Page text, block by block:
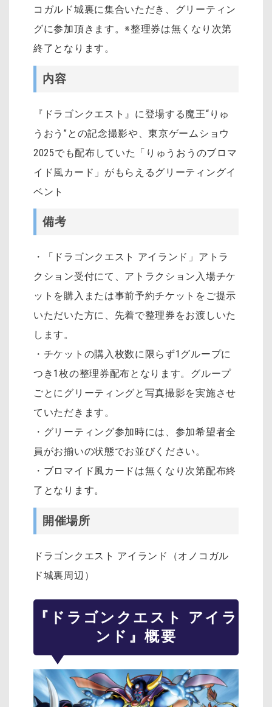
コガルド城裏に集合いただき、グリーティン
グに参加頂きます。※整理券は無くなり次第
終了となります。
内容
『ドラゴンクエスト』に登場する魔王“りゅ
うおう”との記念撮影や、東京ゲームショウ
2025でも配布していた「りゅうおうのブロマ
イド風カード」がもらえるグリーティングイ
ベント
備考
・「ドラゴンクエスト アイランド」アトラ
クション受付にて、アトラクション入場チケ
ットを購入または事前予約チケットをご提示
いただいた方に、先着で整理券をお渡しいた
します。
・チケットの購入枚数に限らず1グループに
つき1枚の整理券配布となります。グループ
ごとにグリーティングと写真撮影を実施させ
ていただきます。
・グリーティング参加時には、参加希望者全
員がお揃いの状態でお並びください。
・ブロマイド風カードは無くなり次第配布終
了となります。
開催場所
ドラゴンクエスト アイランド（オノコガル
ド城裏周辺）
『ドラゴンクエスト アイラ
ンド』概要